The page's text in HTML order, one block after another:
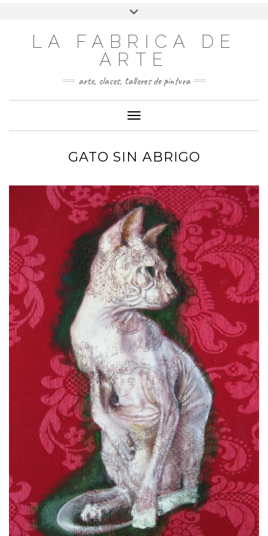
LA FABRICA DE
ARTE
arte, clases, talleres de pintura
Cambiar modo de navegación
GATO SIN ABRIGO